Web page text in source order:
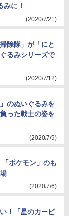
みに！
(2020/7/21)
除隊」が「にと
るみシリーズで
(2020/7/12)
のぬいぐるみを
った戦士の姿を
(2020/7/9)
ポケモン」のも
(2020/7/6)
！「星のカービ